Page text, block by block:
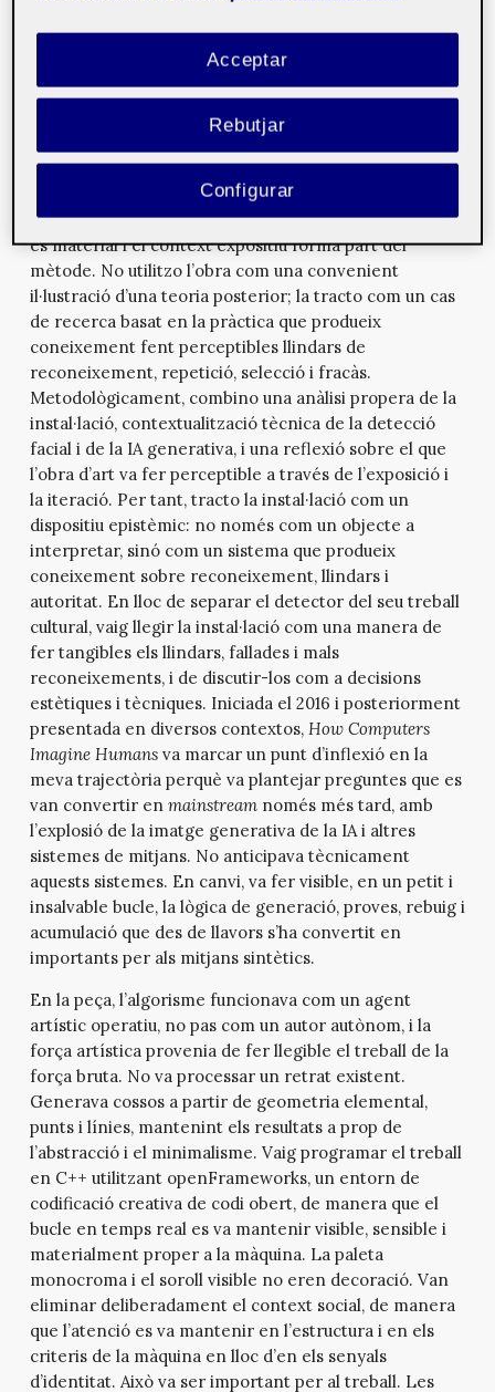
fa visible, què amaga i quines formes d’autoritat
convida. Això esdevé especialment important quan els
mitjans sintètics deixen de ser una qüestió merament
responsabilitat i les relacions de poder (Carvalhais i
Cardoso, 2015; Lee, 2019). Escric des d’una perspectiva
de pràctica artística mediàtica, en què el programari
és material i el context expositiu forma part del
mètode. No utilitzo l’obra com una convenient
il·lustració d’una teoria posterior; la tracto com un cas
de recerca basat en la pràctica que produeix
coneixement fent perceptibles llindars de
reconeixement, repetició, selecció i fracàs.
Metodològicament, combino una anàlisi propera de la
instal·lació, contextualització tècnica de la detecció
facial i de la IA generativa, i una reflexió sobre el que
l’obra d’art va fer perceptible a través de l’exposició i
la iteració. Per tant, tracto la instal·lació com un
dispositiu epistèmic: no només com un objecte a
interpretar, sinó com un sistema que produeix
coneixement sobre reconeixement, llindars i
autoritat. En lloc de separar el detector del seu treball
cultural, vaig llegir la instal·lació com una manera de
fer tangibles els llindars, fallades i mals
reconeixements, i de discutir-los com a decisions
estètiques i tècniques. Iniciada el 2016 i posteriorment
presentada en diversos contextos, How Computers
Imagine Humans va marcar un punt d’inflexió en la
meva trajectòria perquè va plantejar preguntes que es
van convertir en mainstreamnomés més tard, amb
l’explosió de la imatge generativa de la IA i altres
sistemes de mitjans. No anticipava tècnicament
aquests sistemes. En canvi, va fer visible, en un petit i
insalvable bucle, la lògica de generació, proves, rebuig i
acumulació que des de llavors s’ha convertit en
importants per als mitjans sintètics.
En la peça, l’algorisme funcionava com un agent
artístic operatiu, no pas com un autor autònom, i la
força artística provenia de fer llegible el treball de la
força bruta. No va processar un retrat existent.
Generava cossos a partir de geometria elemental,
punts i línies, mantenint els resultats a prop de
l’abstracció i el minimalisme. Vaig programar el treball
en C++ utilitzant openFrameworks, un entorn de
codificació creativa de codi obert, de manera que el
bucle en temps real es va mantenir visible, sensible i
materialment proper a la màquina. La paleta
monocroma i el soroll visible no eren decoració. Van
eliminar deliberadament el context social, de manera
que l’atenció es va mantenir en l’estructura i en els
criteris de la màquina en lloc d’en els senyals
d’identitat. Això va ser important per al treball. Les
Rebutjar
Acceptar
Configurar